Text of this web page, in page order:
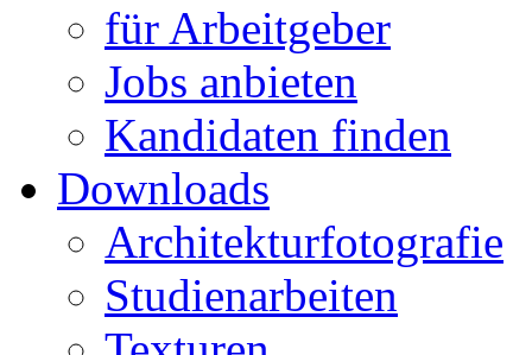
für Arbeitgeber
Jobs anbieten
Kandidaten finden
Downloads
Architekturfotografie
Studienarbeiten